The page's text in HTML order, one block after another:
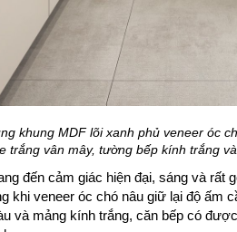
khung MDF lõi xanh phủ veneer óc
trắng vân mây, tường bếp kính trắng
đến cảm giác hiện đại, sáng và rất
khi veneer óc chó nâu giữ lại độ ấm
và mảng kính trắng, căn bếp có